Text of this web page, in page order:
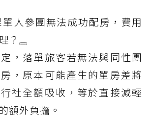
人參團無法成功配房，費用
？
，落單旅客若無法與同性團
，原本可能產生的單房差將
社全額吸收，等於直接減輕
額外負擔。